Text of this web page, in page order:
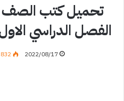
تحميل كتب الصف
الفصل الدراسي الاول 1444 –
2022/08/17
832